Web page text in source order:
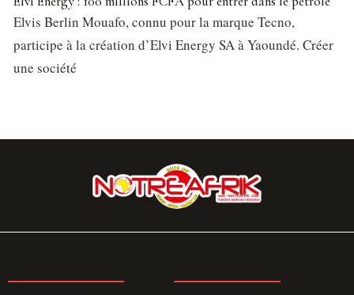
Elvis Berlin Mouafo, connu pour la marque Tecno,
participe à la création d’Elvi Energy SA à Yaoundé. Créer
une société